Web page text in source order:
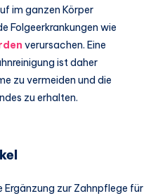
im ganzen Körper
Folgeerkrankungen wie
verursachen. Eine
ist daher
zu vermeiden und die
zu erhalten.
Ergänzung zur Zahnpflege für